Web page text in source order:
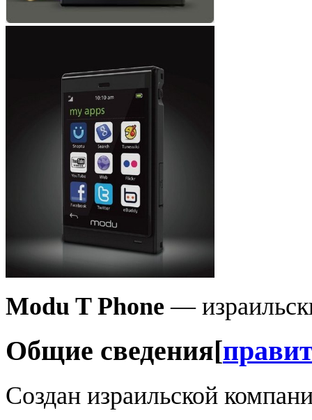
Modu T Phone—
Общие сведения[
Создан израильской